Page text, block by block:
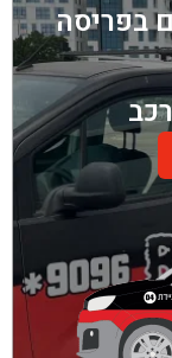
בפריסה